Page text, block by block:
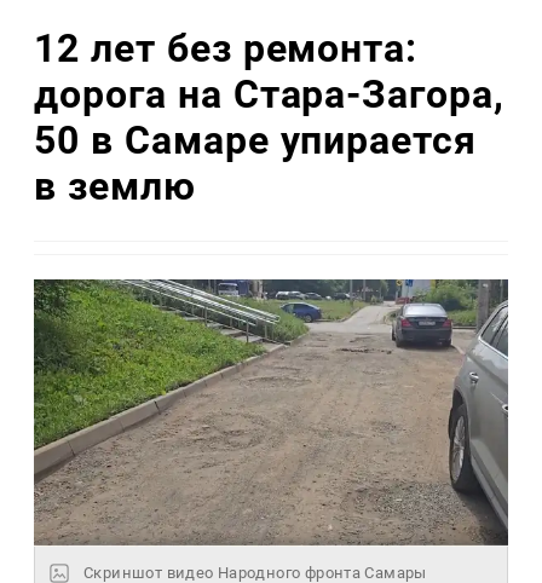
12 лет без ремонта:
дорога на Стара-Загора,
50 в Самаре упирается
в землю
Скриншот видео Народного фронта Самары